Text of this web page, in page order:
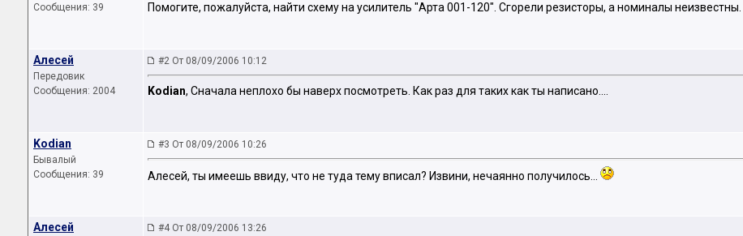
Сообщения: 39
Помогите, пожалуйста, найти схему на усилитель "Арта 001-120". Сгорели резисторы, а номиналы неизвестны.
Алесей
Передовик
Сообщения: 2004
#2 От 08/09/2006 10:12
Kodian, Сначала неплохо бы наверх посмотреть. Как раз для таких как ты написано....
Kodian
Бывалый
Сообщения: 39
#3 От 08/09/2006 10:26
Алесей, ты имеешь ввиду, что не туда тему вписал? Извини, нечаянно получилось...
Алесей #4 От 08/09/2006 13:26